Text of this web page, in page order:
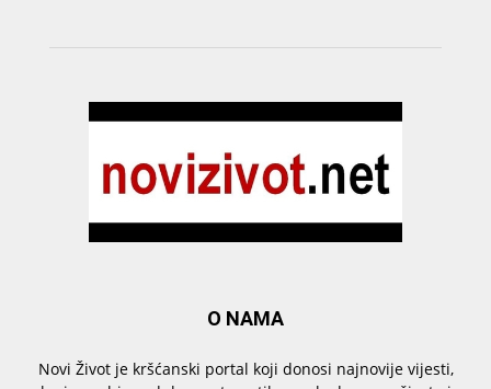
O NAMA
Novi Život je kršćanski portal koji donosi najnovije vijesti,